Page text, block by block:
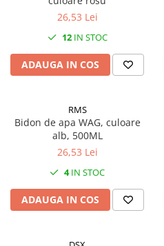
27"-27.5"
28"
29"
12" - 12.5"
16"
18"
26,53 Lei
12IN STOC
ADAUGA IN COS
RMS
Bidon de apa WAG, culoare
alb, 500ML
26,53 Lei
4IN STOC
ADAUGA IN COS